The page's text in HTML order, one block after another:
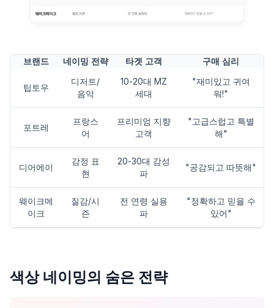
브랜드 네이밍 전략 타겟 고객 구매 심리
팁토우
디저트/
음악
10-20대 MZ
세대
"재미있고 귀여
워!"
포트레
프랑스
어
프리미엄 지향
고객
"고급스럽고 특별
해"
디어에이
감정 표
현
20-30대 감성
파
"공감되고 따뜻해"
웨이크메
이크
질감/시
즌
전 연령 실용
파
"정확하고 믿을 수
있어"
색상 네이밍의 숨은 전략